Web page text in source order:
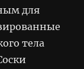
для
тела